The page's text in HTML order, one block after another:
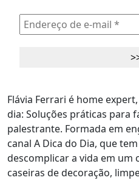
Flávia Ferrari é home
dia: Soluções práticas para
palestrante. Formada em
canal A Dica do Dia, que
descomplicar a vida em um
caseiras de decoração,